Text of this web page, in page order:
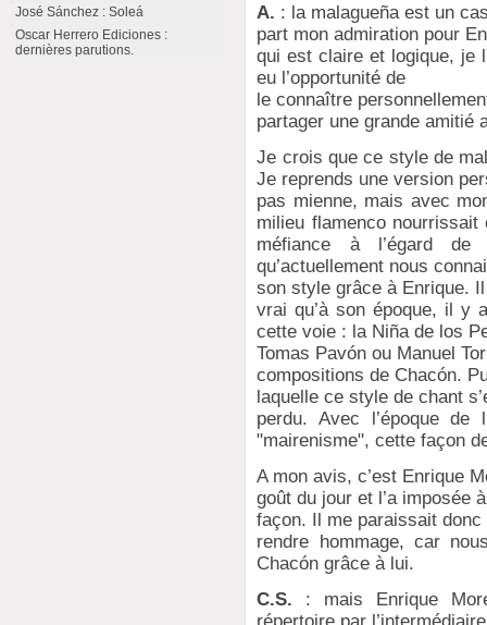
A. : la malagueña est un
part mon admiration pour
qui est claire et logique, je
eu l’opportunité de
le connaître
partager une grande amitié
Je crois que ce style de
Je reprends une version
pas mienne, mais avec
milieu flamenco nourrissait
méfiance à l’égard de
qu’actuellement nous
son style grâce à Enrique.
vrai qu’à son époque, il y
cette voie : la Niña de los
Tomas Pavón ou Manuel
compositions de Chacón.
laquelle ce style de chant
perdu. Avec l’époque de
"mairenisme", cette façon
A mon avis, c’est Enrique
goût du jour et l’a imposée
façon. Il me paraissait
rendre hommage, car
Chacón grâce à lui.
C.S. : mais Enrique
José Sánchez : Soleá
Oscar Herrero Ediciones :
dernières parutions.